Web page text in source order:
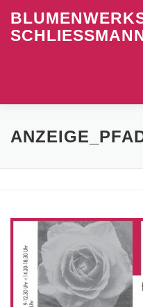
Inhalt
springen
ÖFFNUNGSZEITEN